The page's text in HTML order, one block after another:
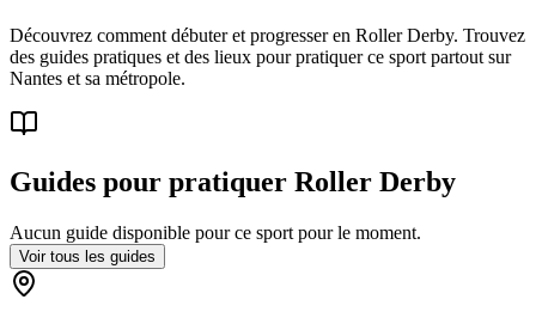
Découvrez comment débuter et progresser en Roller Derby. Trouvez
des guides pratiques et des lieux pour pratiquer ce sport partout sur
Nantes et sa métropole.
Guides pour pratiquer Roller Derby
Aucun guide disponible pour ce sport pour le moment.
Voir tous les guides